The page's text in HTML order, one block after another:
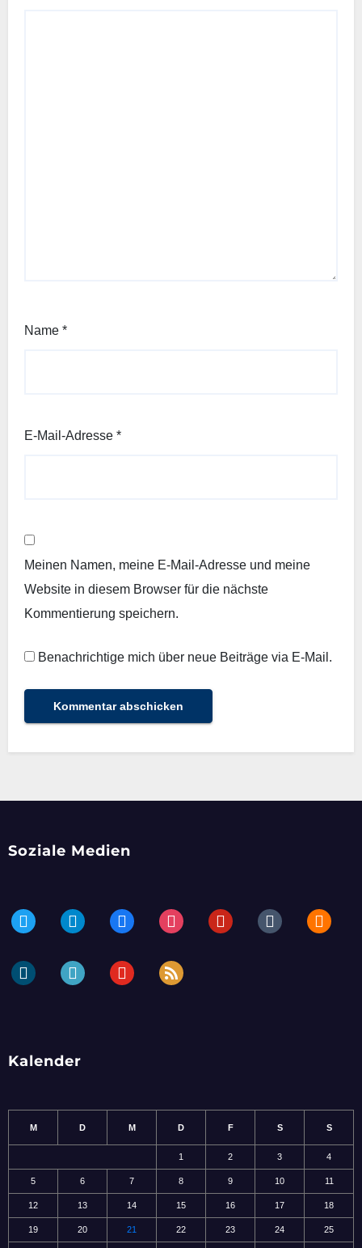
Name *
E-Mail-Adresse *
Meinen Namen, meine E-Mail-Adresse und meine
Website in diesem Browser für die nächste
Kommentierung speichern.
Benachrichtige mich über neue Beiträge via E-Mail.
Soziale Medien
twitter telegramfacebookinstagrampinteresttumblr blogger
dailymotionperiscopeyoutube rss
Kalender
M D M D F S S
1 2 3 4
5 6 7 8 9 10 11
12 13 14 15 16 17 18
19 20 21 22 23 24 25